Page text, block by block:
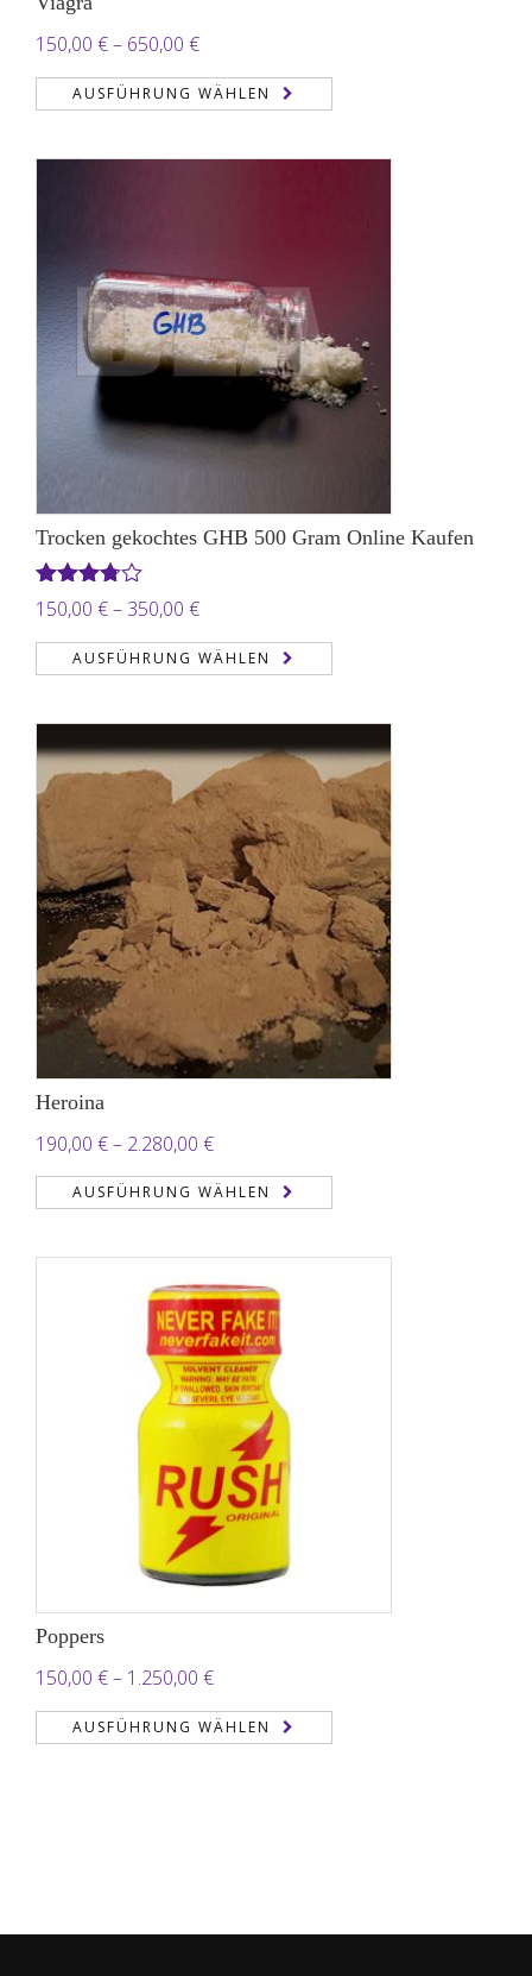
150,00 €– 650,00 €Preisspanne:
150,00 €
bis
AUSFÜHRUNG WÄHLEN
Trocken gekochtes GHB 500 Gram Online Kaufen
Bewertet
mit3.71
von 5
150,00 €– 350,00 €Preisspanne:
150,00 €
bis
AUSFÜHRUNG WÄHLEN
Heroina
190,00 €– 2.280,00 €Preisspanne:
190,00 €
bis
AUSFÜHRUNG WÄHLEN
Poppers
150,00 €– 1.250,00 €Preisspanne:
150,00 €
bis
AUSFÜHRUNG WÄHLEN